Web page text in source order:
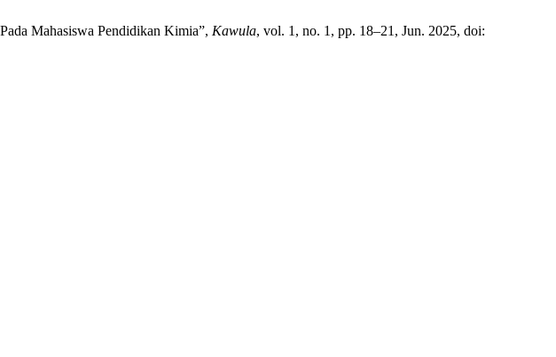
Mahasiswa Pendidikan Kimia”, Kawula, vol. 1, no. 1, pp. 18–21, Jun. 2025, doi: